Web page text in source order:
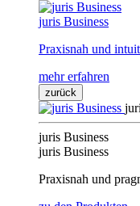
juris Business
Praxisnah und
mehr erfahren
zurück
juris Business
juris Business
Praxisnah und